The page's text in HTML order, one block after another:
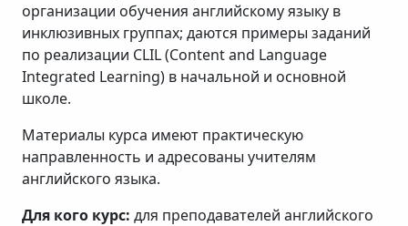
организации обучения английскому языку в
инклюзивных группах; даются примеры заданий
по реализации CLIL (Content and Language
Integrated Learning) в начальной и основной
школе.
Материалы курса имеют практическую
направленность и адресованы учителям
английского языка.
Для кого курс: для преподавателей английского